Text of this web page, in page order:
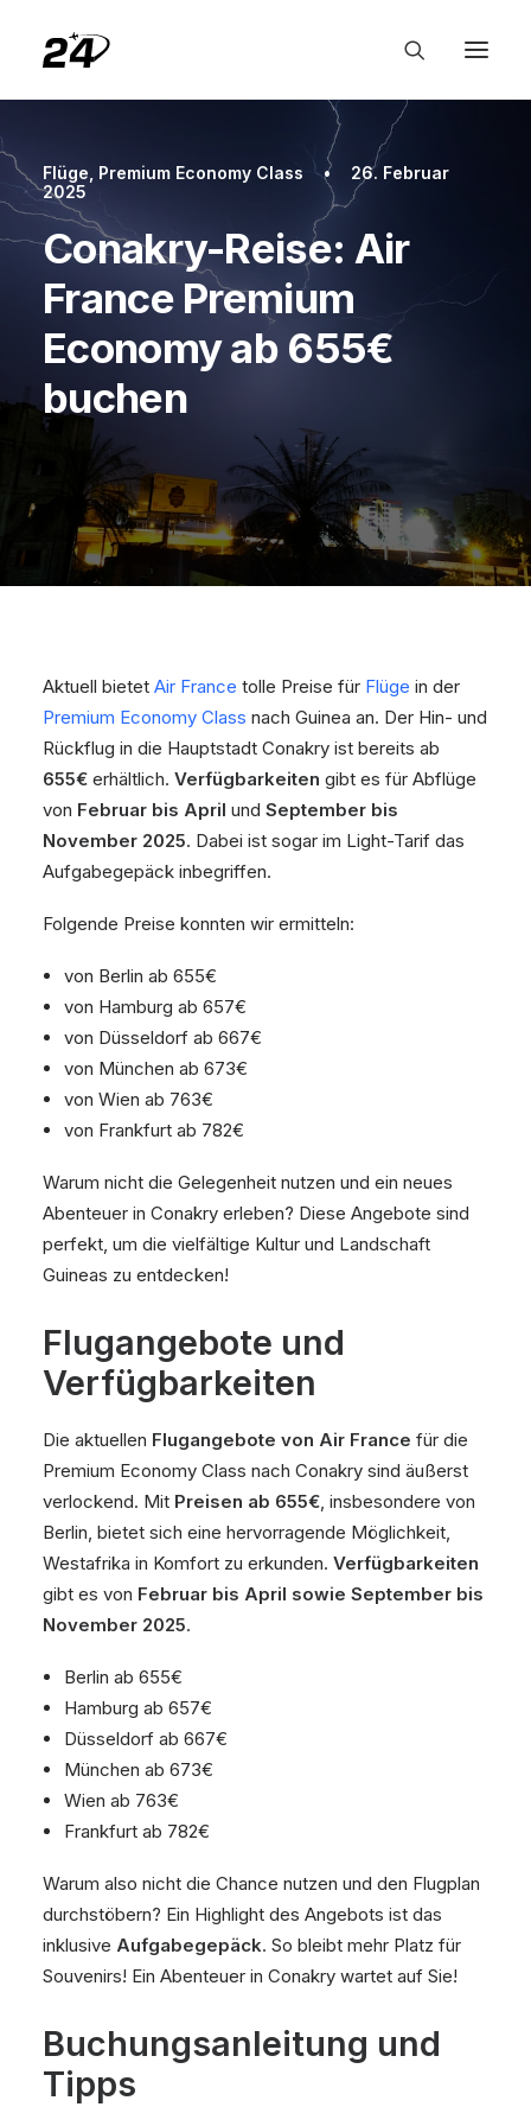
Flüge Premium Economy Class •
26. Februar
2025
Conakry-Reise: Air
France Premium
Economy ab 655€
buchen
Aktuell bietet Air France tolle Preise für Flüge in der
Premium Economy Class nach Guinea an. Der Hin- und
Rückflug in die Hauptstadt Conakry ist bereits ab
655€ erhältlich. Verfügbarkeiten gibt es für Abflüge
von Februar bis April und September bis
November 2025. Dabei ist sogar im Light-Tarif das
Aufgabegepäck inbegriffen.
Folgende Preise konnten wir ermitteln:
von Berlin ab 655€
von Hamburg ab 657€
von Düsseldorf ab 667€
von München ab 673€
von Wien ab 763€
von Frankfurt ab 782€
Warum nicht die Gelegenheit nutzen und ein neues
Abenteuer in Conakry erleben? Diese Angebote sind
perfekt, um die vielfältige Kultur und Landschaft
Guineas zu entdecken!
Flugangebote und
Verfügbarkeiten
Die aktuellen Flugangebote von Air France für die
Premium Economy Class nach Conakry sind äußerst
verlockend. Mit Preisen ab 655€, insbesondere von
Berlin, bietet sich eine hervorragende Möglichkeit,
Westafrika in Komfort zu erkunden. Verfügbarkeiten
gibt es von Februar bis April sowie September bis
November 2025.
Berlin ab 655€
Hamburg ab 657€
Düsseldorf ab 667€
München ab 673€
Wien ab 763€
Frankfurt ab 782€
Warum also nicht die Chance nutzen und den Flugplan
durchstöbern? Ein Highlight des Angebots ist das
inklusive Aufgabegepäck. So bleibt mehr Platz für
Souvenirs! Ein Abenteuer in Conakry wartet auf Sie!
Buchungsanleitung und
Tipps